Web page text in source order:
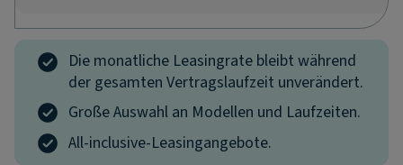
Die monatliche Leasingrate bleibt während
der gesamten Vertragslaufzeit unverändert.
Große Auswahl an Modellen und Laufzeiten.
All-inclusive-Leasingangebote.